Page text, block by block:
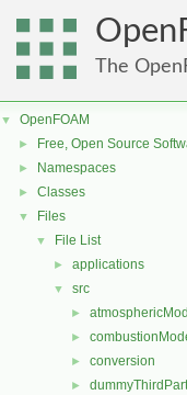
The
▼ OpenFOAM
► Free, Open Source
► Namespaces
► Classes
▼ Files
▼ File List
► applications
▼ src
►
►
► conversion
►